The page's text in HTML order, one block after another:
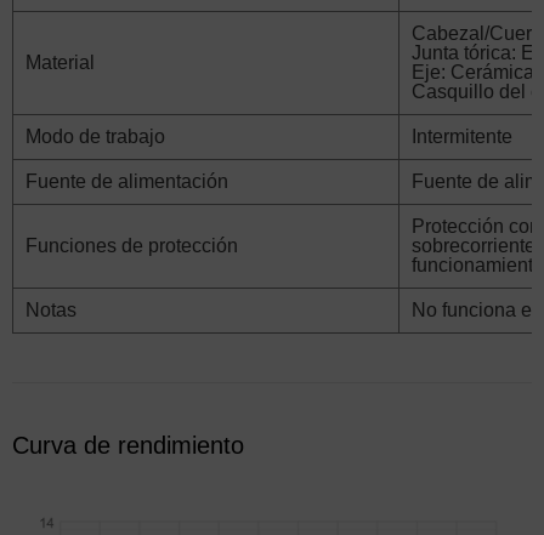
Material
Cabezal/
Junta tórica:
Eje: Cerámica
Casquillo del
Modo de trabajo Intermitente
Fuente de alimentación Fuente de
Funciones de protección
Protección
Notas No funciona
Curva de rendimiento